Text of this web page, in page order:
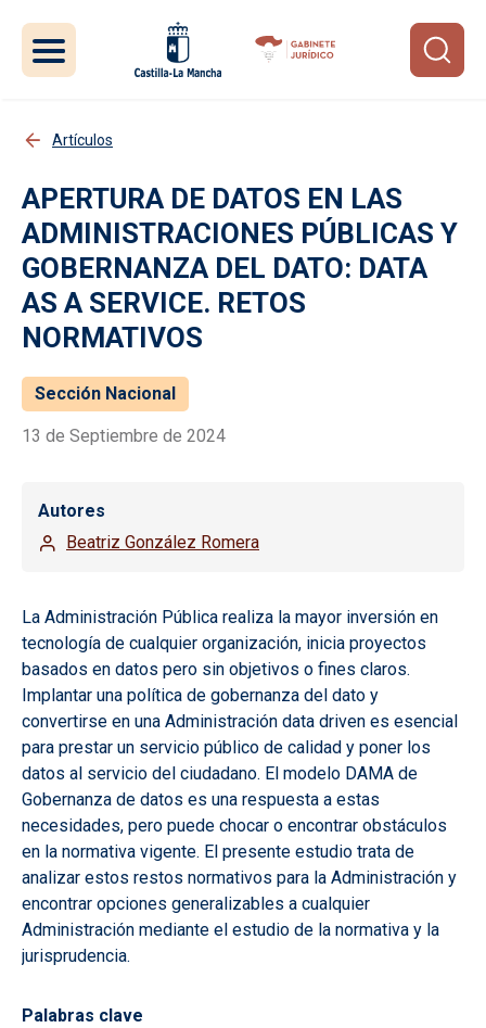
Artículos
APERTURA DE DATOS EN LAS
ADMINISTRACIONES PÚBLICAS Y
GOBERNANZA DEL DATO: DATA
AS A SERVICE. RETOS
NORMATIVOS
Sección Nacional
13 de Septiembre de 2024
Autores
Beatriz González Romera
La Administración Pública realiza la mayor inversión en
tecnología de cualquier organización, inicia proyectos
basados en datos pero sin objetivos o fines claros.
Implantar una política de gobernanza del dato y
convertirse en una Administración data driven es esencial
para prestar un servicio público de calidad y poner los
datos al servicio del ciudadano. El modelo DAMA de
Gobernanza de datos es una respuesta a estas
necesidades, pero puede chocar o encontrar obstáculos
en la normativa vigente. El presente estudio trata de
analizar estos restos normativos para la Administración y
encontrar opciones generalizables a cualquier
Administración mediante el estudio de la normativa y la
jurisprudencia.
Palabras clave